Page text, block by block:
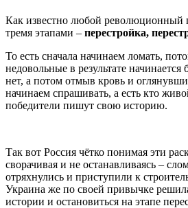
Как известно любой революционный
тремя этапами – перестройка,
То есть сначала начинаем ломать,
недовольные в результате начинается
нет, а потом отмыв кровь и
начинаем спрашивать, а есть кто
победители пишут свою историю.
Так вот Россия чётко понимая эти
сворачивая и не останавливаясь –
отряхнулись и приступили к
Украина же по своей привычке
истории и остановиться на этапе